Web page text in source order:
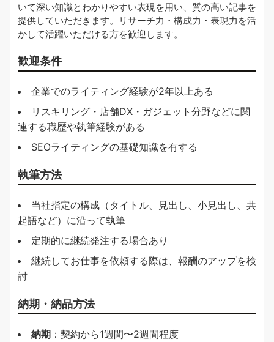
いて深い知識とわかりやすい表現を用い、質の高い記事を
提供していただきます。リサーチ力・構成力・表現力を活
かして活躍いただける方を歓迎します。
歓迎条件
企業でのライティング経験が2年以上ある
リスキリング・店舗DX・ガジェット分野などに関
連する職歴や執筆経験がある
SEOライティングの基礎知識を有する
執筆方法
当社指定の構成（タイトル、見出し、小見出し、共
起語など）に沿って執筆
定期的に継続発注する場合あり
継続してお仕事を依頼する際は、報酬のアップを検
討
納期・納品方法
納期 ：契約から1週間〜2週間程度